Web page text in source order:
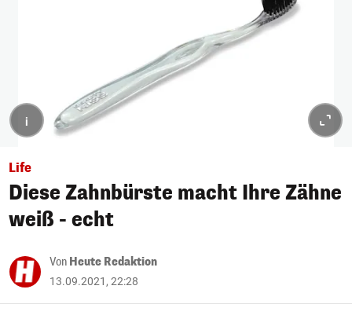
i
Life
Diese Zahnbürste macht Ihre Zähne
weiß - echt
Von Heute Redaktion
13.09.2021, 22:28